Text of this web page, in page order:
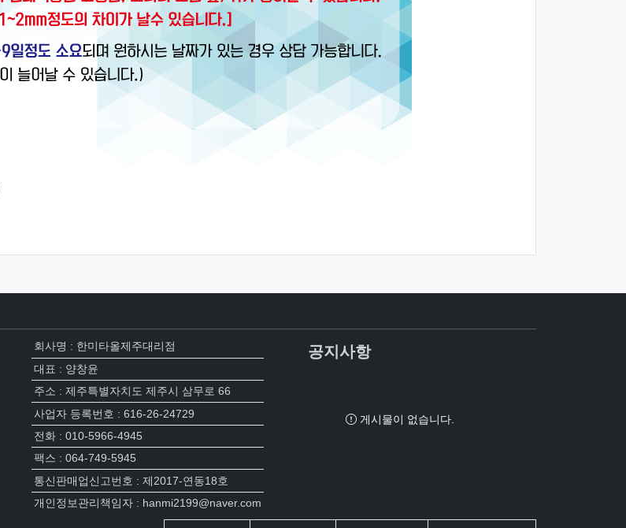
회사명 : 한미타올제주대리점
대표 : 양창윤
주소 : 제주특별자치도 제주시 삼무로 66
사업자 등록번호 : 616-26-24729
전화 : 010-5966-4945
팩스 : 064-749-5945
통신판매업신고번호 : 제2017-연동18호
개인정보관리책임자 : hanmi2199@naver.com
공지사항
게시물이 없습니다.